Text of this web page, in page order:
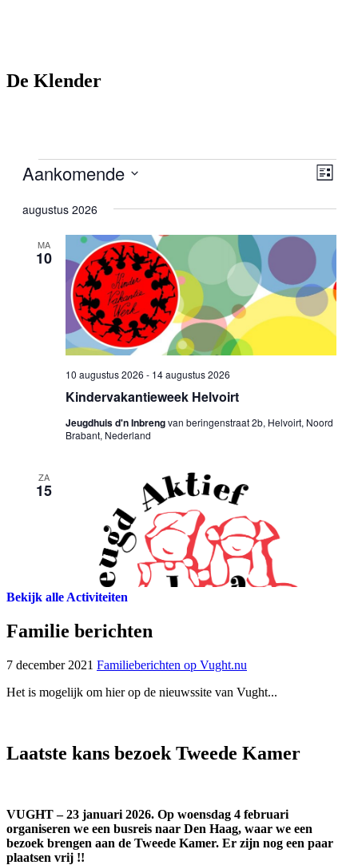
De Klender
Bekijk alle Activiteiten
Familie berichten
7 december 2021 Familieberichten op Vught.nu
Het is mogelijk om hier op de nieuwssite van Vught...
Laatste kans bezoek Tweede Kamer
VUGHT – 23 januari 2026. Op woensdag 4 februari
organiseren we een busreis naar Den Haag, waar we een
bezoek brengen aan de Tweede Kamer. Er zijn nog een paar
plaatsen vrij !!